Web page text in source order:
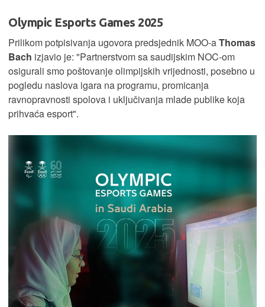
Olympic Esports Games 2025
Prilikom potpisivanja ugovora predsjednik MOO-aThomas
Bach izjavio je: "Partnerstvom sa saudijskim NOC-om
osigurali smo poštovanje olimpijskih vrijednosti, posebno u
pogledu naslova igara na programu, promicanja
ravnopravnosti spolova i uključivanja mlade publike koja
prihvaća esport".